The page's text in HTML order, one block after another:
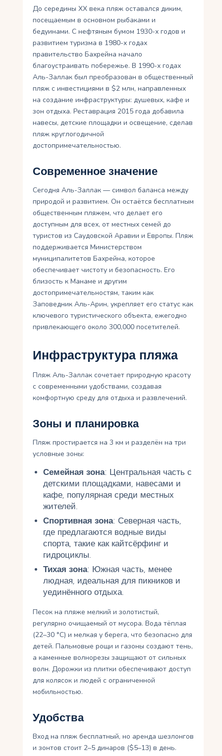
До середины XX века пляж оставался диким,
посещаемым в основном рыбаками и
бедуинами. С нефтяным бумом 1930-х годов и
развитием туризма в 1980-х годах
правительство Бахрейна начало
благоустраивать побережье. В 1990-х годах
Аль-Заллак был преобразован в общественный
пляж с инвестициями в $2 млн, направленных
на создание инфраструктуры: душевых, кафе и
зон отдыха. Реставрация 2015 года добавила
навесы, детские площадки и освещение, сделав
пляж круглогодичной
достопримечательностью.
Современное значение
Сегодня Аль-Заллак — символ баланса между
природой и развитием. Он остаётся бесплатным
общественным пляжем, что делает его
доступным для всех, от местных семей до
туристов из Саудовской Аравии и Европы. Пляж
поддерживается Министерством
муниципалитетов Бахрейна, которое
обеспечивает чистоту и безопасность. Его
близость к Манаме и другим
достопримечательностям, таким как
Заповедник Аль-Арин, укрепляет его статус как
ключевого туристического объекта, ежегодно
привлекающего около 300,000 посетителей.
Инфраструктура пляжа
Пляж Аль-Заллак сочетает природную красоту
с современными удобствами, создавая
комфортную среду для отдыха и развлечений.
Зоны и планировка
Пляж простирается на 3 км и разделён на три
условные зоны:
Семейная зона: Центральная часть с
детскими площадками, навесами и
кафе, популярная среди местных
жителей.
Спортивная зона: Северная часть,
где предлагаются водные виды
спорта, такие как кайтсёрфинг и
гидроциклы.
Тихая зона: Южная часть, менее
людная, идеальная для пикников и
уединённого отдыха.
Песок на пляже мелкий и золотистый,
регулярно очищаемый от мусора. Вода тёплая
(22–30 °C) и мелкая у берега, что безопасно для
детей. Пальмовые рощи и газоны создают тень,
а каменные волнорезы защищают от сильных
волн. Дорожки из плитки обеспечивают доступ
для колясок и людей с ограниченной
мобильностью.
Удобства
Вход на пляж бесплатный, но аренда шезлонгов
и зонтов стоит 2–5 динаров ($5–13) в день.